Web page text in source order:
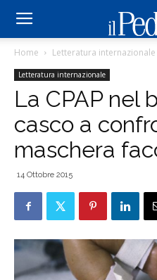
Home Letteratura internazionale
Letteratura internazionale
La CPAP nel
casco a
maschera
14 Ottobre 2015